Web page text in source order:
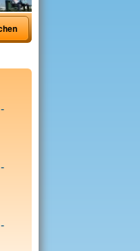
-
-
-